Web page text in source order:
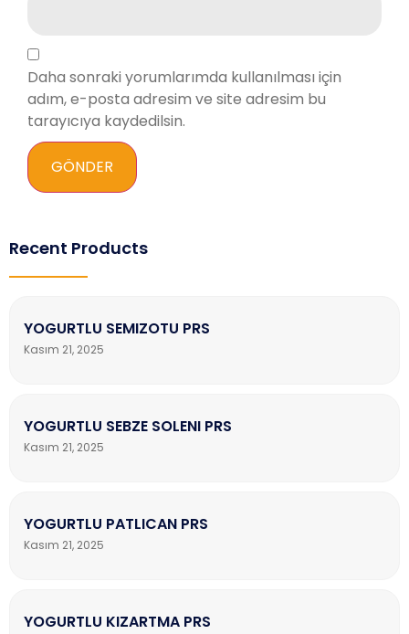
Daha sonraki yorumlarımda kullanılması için
adım, e-posta adresim ve site adresim bu
tarayıcıya kaydedilsin.
Recent Products
YOGURTLU SEMIZOTU PRS
Kasım 21, 2025
YOGURTLU SEBZE SOLENI PRS
Kasım 21, 2025
YOGURTLU PATLICAN PRS
Kasım 21, 2025
YOGURTLU KIZARTMA PRS